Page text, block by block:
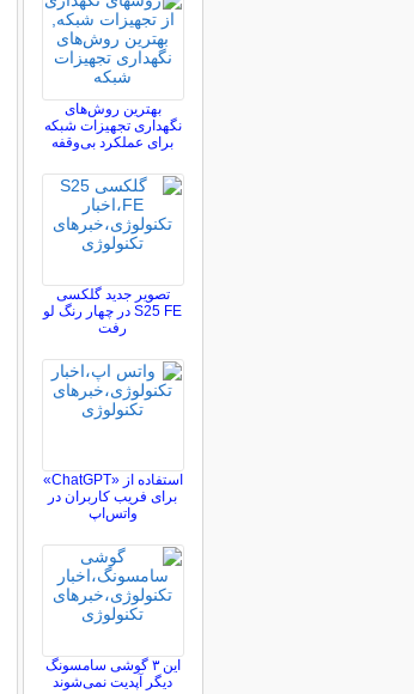
بهترین روش‌های
نگهداری تجهیزات شبکه
برای عملکرد بی‌وقفه
تصویر جدید گلکسی
S25 FE در چهار رنگ لو
رفت
استفاده از «ChatGPT»
برای فریب کاربران در
واتس‌اپ
این ۳ گوشی سامسونگ
دیگر آپدیت نمی‌شوند